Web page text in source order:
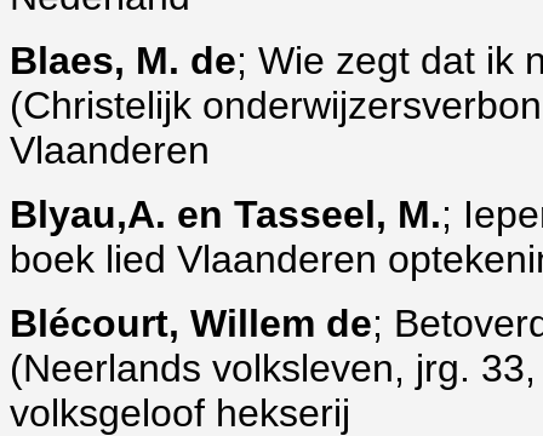
Blaes, M. de; Wie zegt dat ik
(Christelijk
Vlaanderen
Blyau,A. en Tasseel, M.;
boek lied Vlaanderen
Blécourt, Willem de;
(Neerlands volksleven, jrg.
volksgeloof hekserij